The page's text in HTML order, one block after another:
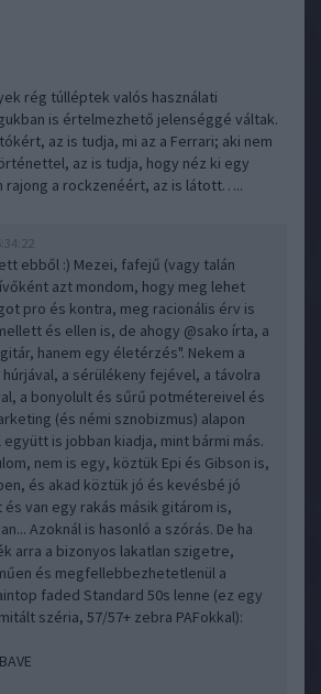
rég túlléptek valós használati
is értelmezhető jelenséggé váltak.
az is tudja, mi az a Ferrari; aki nem
az is tudja, hogy néz ki egy
rajong a rockzenéért, az is látott…..
ebből :) Mezei, fafejű (vagy talán
azt mondom, hogy meg lehet
pro és kontra, meg racionális érv is
és ellen is, de ahogy @sako írta, a
hanem egy életérzés". Nekem a
húrjával, a sérülékeny fejével, a távolra
a bonyolult és sűrű potmétereivel és
(és némi sznobizmus) alapon
is jobban kiadja, mint bármi más.
nem is egy, köztük Epi és Gibson is,
és akad köztük jó és kevésbé jó
és van egy rakás másik gitárom is,
Azoknál is hasonló a szórás. De ha
arra a bizonyos lakatlan szigetre,
és megfellebbezhetetlenül a
faded Standard 50s lenne (ez egy
széria, 57/57+ zebra PAFokkal):